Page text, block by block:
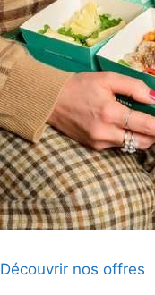
Découvrir nos offres